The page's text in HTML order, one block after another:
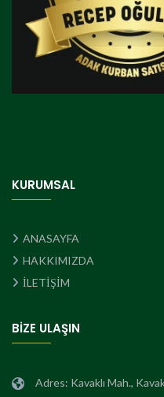
KURUMSAL
ANASAYFA
HAKKIMIZDA
İLETİŞİM
BİZE ULAŞIN
Adres: Kavaklı Mah.,